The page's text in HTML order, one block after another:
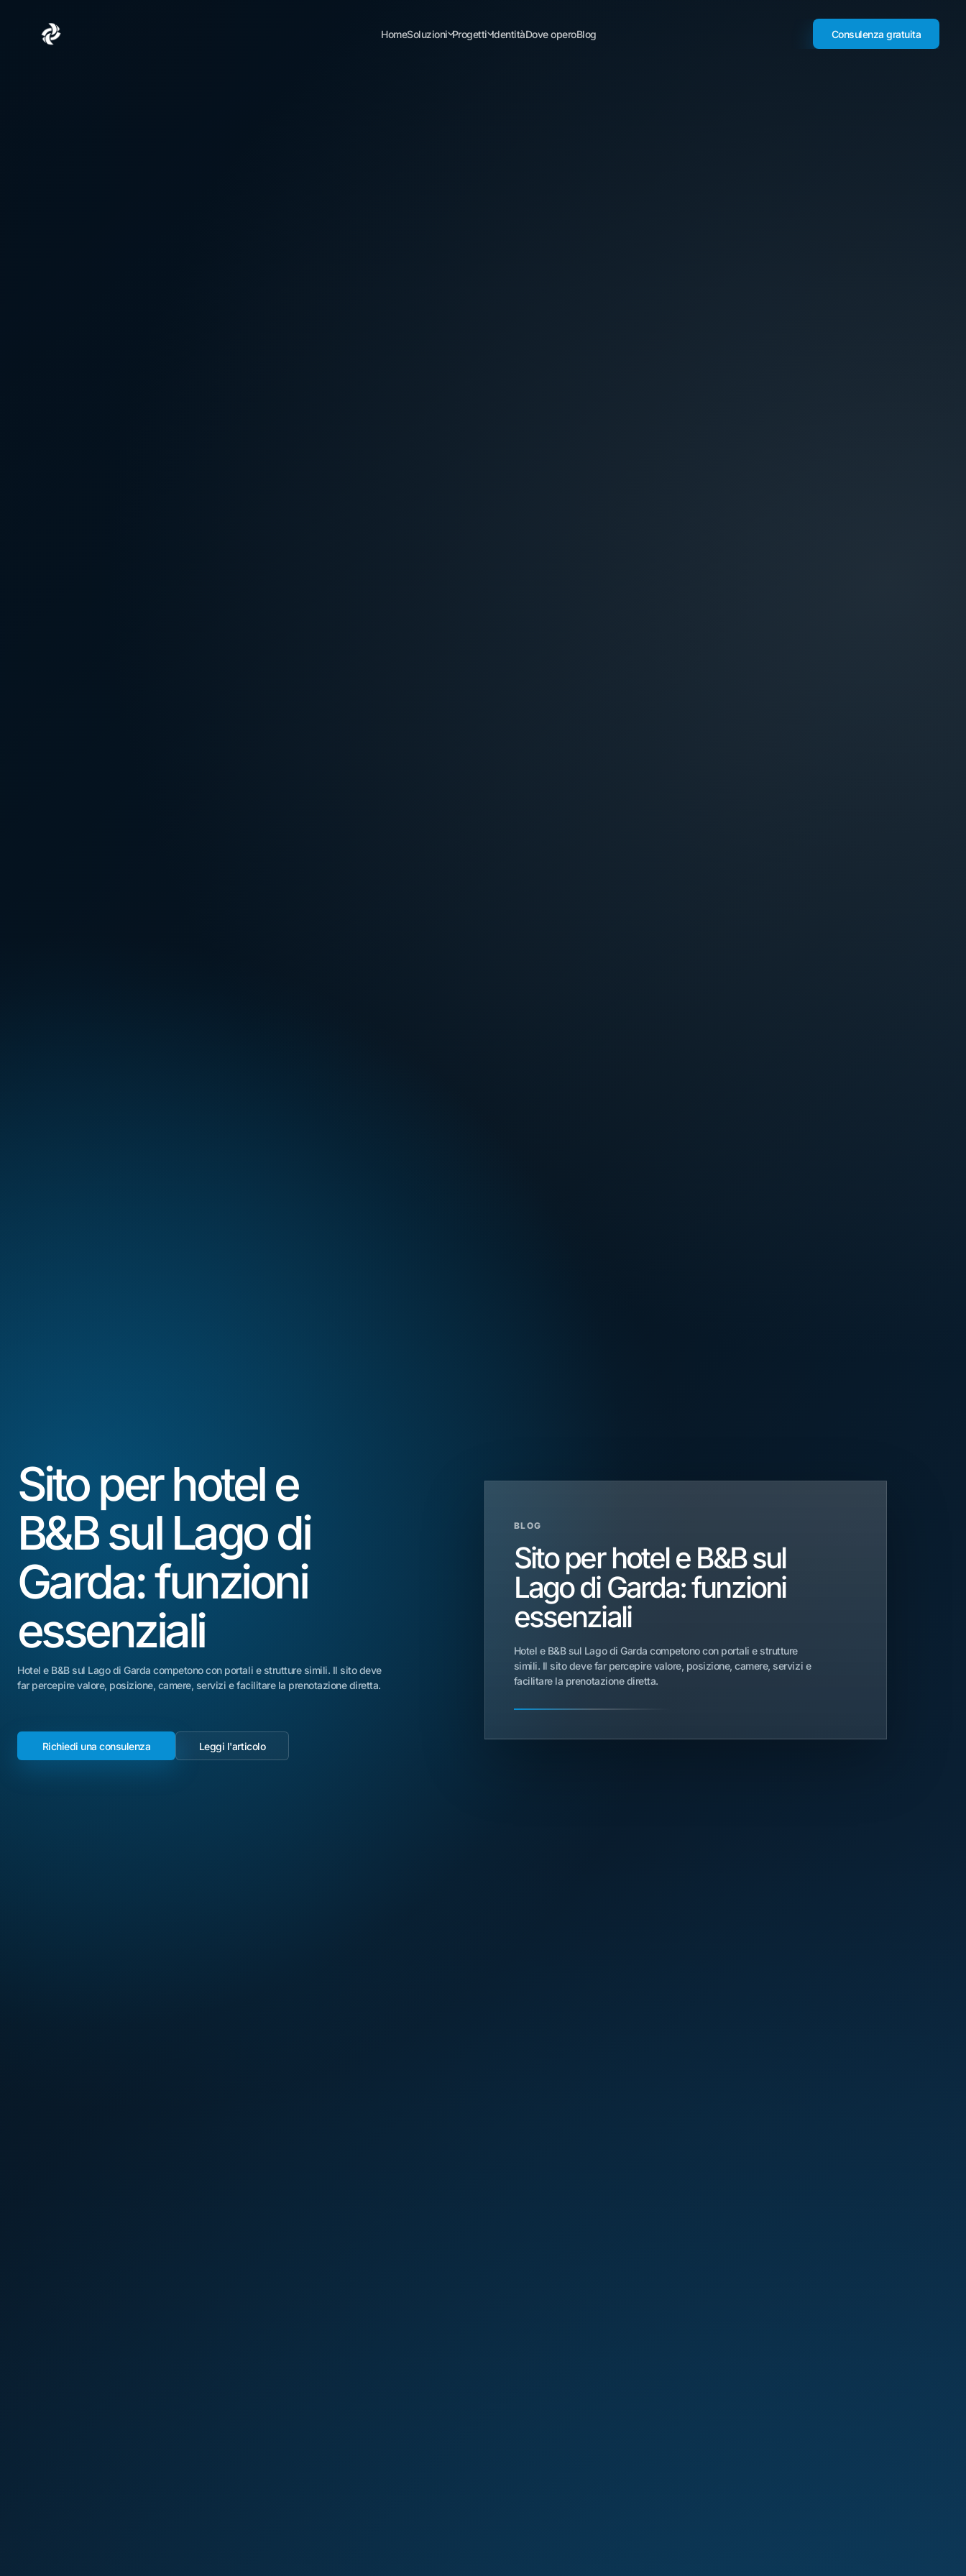
HomeSoluzioni Progetti IdentitàDove operoBlog Consulenza gratuita
Sito per hotel e
B&B sul Lago di
Garda: funzioni
essenziali
Hotel e B&B sul Lago di Garda competono con portali e strutture simili. Il sito deve
far percepire valore, posizione, camere, servizi e facilitare la prenotazione diretta.
Richiedi una consulenza Leggi l'articolo
BLOG
Sito per hotel e B&B sul
Lago di Garda: funzioni
essenziali
Hotel e B&B sul Lago di Garda competono con portali e strutture
simili. Il sito deve far percepire valore, posizione, camere, servizi e
facilitare la prenotazione diretta.